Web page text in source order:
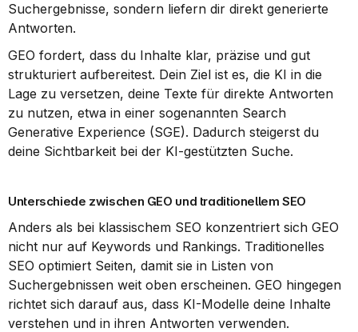
Suchergebnisse, sondern liefern dir direkt generierte
Antworten.
GEO fordert, dass du Inhalte klar, präzise und gut
strukturiert aufbereitest. Dein Ziel ist es, die KI in die
Lage zu versetzen, deine Texte für direkte Antworten
zu nutzen, etwa in einer sogenannten Search
Generative Experience (SGE). Dadurch steigerst du
deine Sichtbarkeit bei der KI-gestützten Suche.
Unterschiede zwischen GEO und traditionellem SEO
Anders als bei klassischem SEO konzentriert sich GEO
nicht nur auf Keywords und Rankings. Traditionelles
SEO optimiert Seiten, damit sie in Listen von
Suchergebnissen weit oben erscheinen. GEO hingegen
richtet sich darauf aus, dass KI-Modelle deine Inhalte
verstehen und in ihren Antworten verwenden.